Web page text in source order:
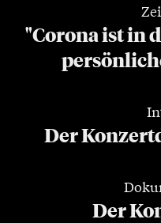
"Corona ist in
Der
Der